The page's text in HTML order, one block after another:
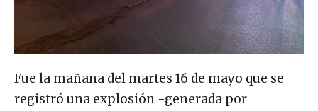
Fue la mañana del martes 16 de mayo que se
registró una explosión -generada por